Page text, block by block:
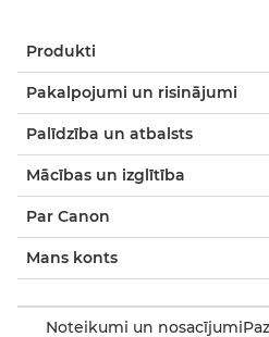
Produkti
Pakalpojumi un risinājumi
Palīdzība un atbalsts
Mācības un izglītība
Par Canon
Mans konts
Noteikumi un nosacījumi